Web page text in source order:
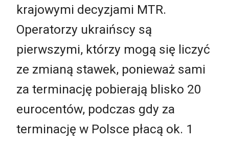
krajowymi decyzjami MTR.
Operatorzy ukraińscy są
pierwszymi, którzy mogą się liczyć
ze zmianą stawek, ponieważ sami
za terminację pobierają blisko 20
eurocentów, podczas gdy za
terminację w Polsce płacą ok. 1